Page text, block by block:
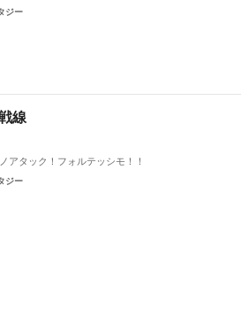
ジー
線
アタック！フォルテッシモ！！
ジー